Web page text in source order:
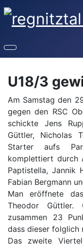
U18/3
Am Samstag den
gegen den RSC
schickte Jens
Güttler, Nicholas
Starter aufs
komplettiert durch
Paptistella, Jannik
Fabian Bergmann
Man eröffnete
Theodor Güttler.
zusammen 23
dass dieser folglich
Das zweite